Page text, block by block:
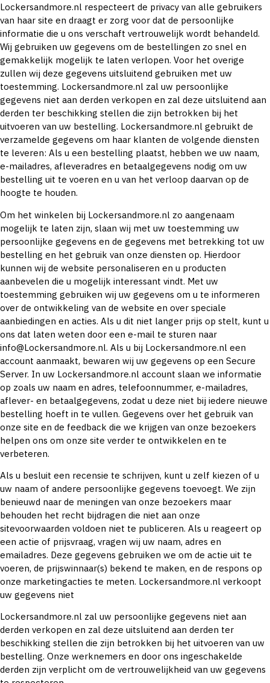
Lockersandmore.nl respecteert de privacy van alle gebruikers
van haar site en draagt er zorg voor dat de persoonlijke
informatie die u ons verschaft vertrouwelijk wordt behandeld.
Wij gebruiken uw gegevens om de bestellingen zo snel en
gemakkelijk mogelijk te laten verlopen. Voor het overige
zullen wij deze gegevens uitsluitend gebruiken met uw
toestemming. Lockersandmore.nl zal uw persoonlijke
gegevens niet aan derden verkopen en zal deze uitsluitend aan
derden ter beschikking stellen die zijn betrokken bij het
uitvoeren van uw bestelling. Lockersandmore.nl gebruikt de
verzamelde gegevens om haar klanten de volgende diensten
te leveren: Als u een bestelling plaatst, hebben we uw naam,
e-mailadres, afleveradres en betaalgegevens nodig om uw
bestelling uit te voeren en u van het verloop daarvan op de
hoogte te houden.
Om het winkelen bij Lockersandmore.nl zo aangenaam
mogelijk te laten zijn, slaan wij met uw toestemming uw
persoonlijke gegevens en de gegevens met betrekking tot uw
bestelling en het gebruik van onze diensten op. Hierdoor
kunnen wij de website personaliseren en u producten
aanbevelen die u mogelijk interessant vindt. Met uw
toestemming gebruiken wij uw gegevens om u te informeren
over de ontwikkeling van de website en over speciale
aanbiedingen en acties. Als u dit niet langer prijs op stelt, kunt u
ons dat laten weten door een e-mail te sturen naar
info@Lockersandmore.nl. Als u bij Lockersandmore.nl een
account aanmaakt, bewaren wij uw gegevens op een Secure
Server. In uw Lockersandmore.nl account slaan we informatie
op zoals uw naam en adres, telefoonnummer, e-mailadres,
aflever- en betaalgegevens, zodat u deze niet bij iedere nieuwe
bestelling hoeft in te vullen. Gegevens over het gebruik van
onze site en de feedback die we krijgen van onze bezoekers
helpen ons om onze site verder te ontwikkelen en te
verbeteren.
Als u besluit een recensie te schrijven, kunt u zelf kiezen of u
uw naam of andere persoonlijke gegevens toevoegt. We zijn
benieuwd naar de meningen van onze bezoekers maar
behouden het recht bijdragen die niet aan onze
sitevoorwaarden voldoen niet te publiceren. Als u reageert op
een actie of prijsvraag, vragen wij uw naam, adres en
emailadres. Deze gegevens gebruiken we om de actie uit te
voeren, de prijswinnaar(s) bekend te maken, en de respons op
onze marketingacties te meten. Lockersandmore.nl verkoopt
uw gegevens niet
Lockersandmore.nl zal uw persoonlijke gegevens niet aan
derden verkopen en zal deze uitsluitend aan derden ter
beschikking stellen die zijn betrokken bij het uitvoeren van uw
bestelling. Onze werknemers en door ons ingeschakelde
derden zijn verplicht om de vertrouwelijkheid van uw gegevens